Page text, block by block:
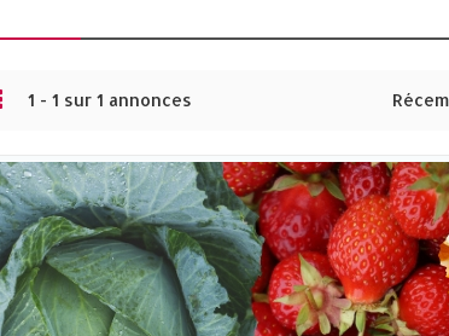
1 - 1 sur 1 annonces